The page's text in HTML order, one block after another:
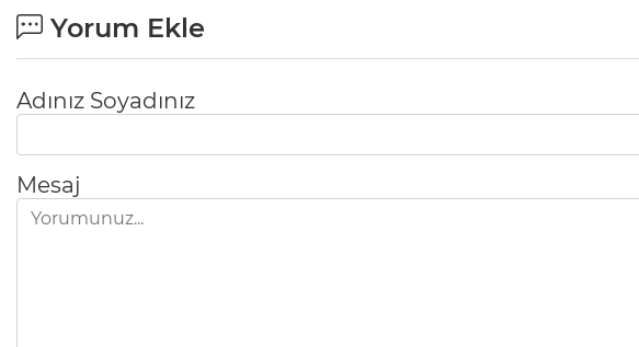
Yorum Ekle
Adınız Soyadınız
Mesaj